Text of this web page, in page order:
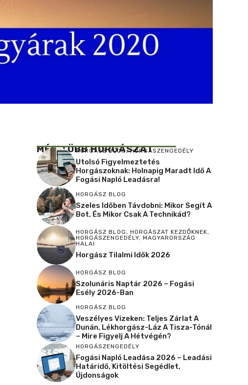
MÉG TÖBB HORGÁSZAT
HORGÁSZ BLOG,HORGÁSZENGEDÉLY
Utolsó Figyelmeztetés
Horgászoknak: Holnapig Maradt Idő A
Fogási Napló Leadásra!
HORGÁSZ BLOG
Szeles Időben Távdobni: Mikor Segít A
Bot, És Mikor Csak A Technikád?
HORGÁSZ BLOG , HORGÁSZAT KEZDŐKNEK,
HORGÁSZENGEDÉLY, MAGYARORSZÁG
HALAI
Horgász Tilalmi Idők 2026
HORGÁSZ BLOG
Szolunáris Naptár 2026 – Fogási
Esély 2026-Ban
HORGÁSZ BLOG
Veszélyes Vizeken: Teljes Zárlat A
Dunán, Lékhorgász-Láz A Tisza-Tónál
– Mire Figyelj A Hétvégén?
HORGÁSZENGEDÉLY
Fogási Napló Leadása 2026 – Leadási
Határidő, Kitöltési Segédlet,
Újdonságok